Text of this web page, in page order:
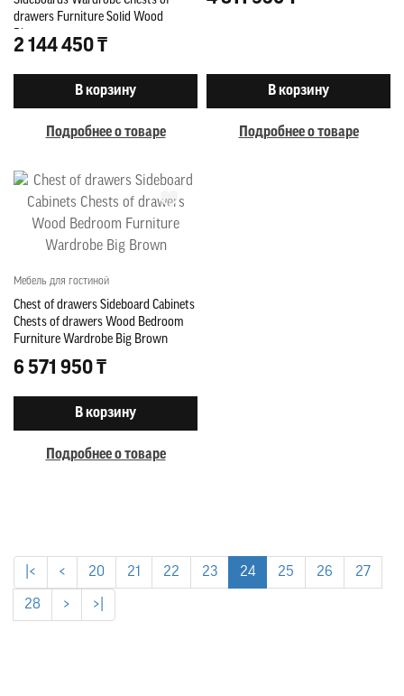
drawers Furniture Solid Wood
Bizzotto
2 144 450 ₸
В корзину
Подробнее о товаре
В корзину
Подробнее о товаре
Мебель для гостиной
Chest of drawers Sideboard Cabinets
Chests of drawers Wood Bedroom
Furniture Wardrobe Big Brown
6 571 950 ₸
В корзину
Подробнее о товаре
|< < 20 21 22 23 24 25 26 27
28 > >|